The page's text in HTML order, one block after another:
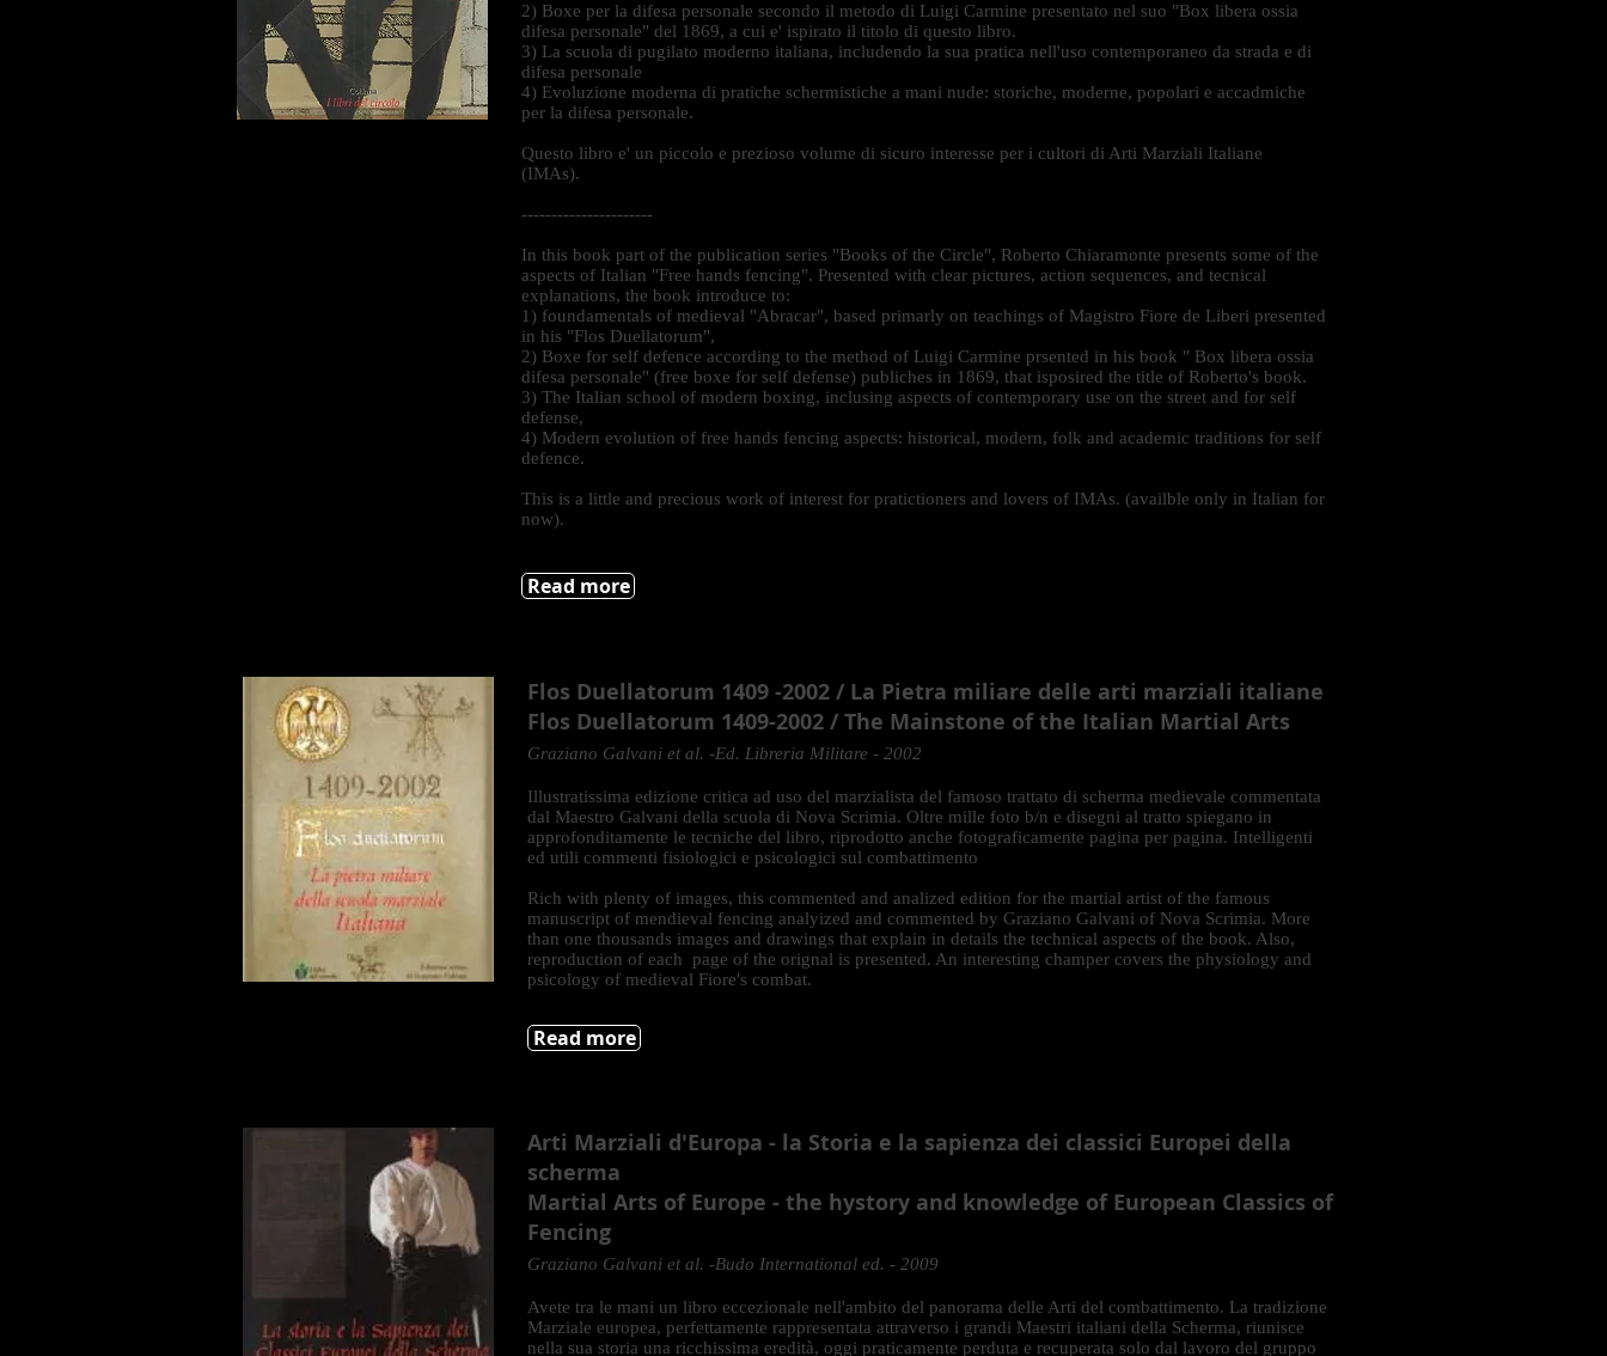
2) Boxe per la difesa personale secondo il metodo di Luigi Carmine presentato nel suo "Box libera ossia
difesa personale" del 1869, a cui e' ispirato il titolo di questo libro.
3) La scuola di pugilato moderno italiana, includendo la sua pratica nell'uso contemporaneo da strada e di
difesa personale
4) Evoluzione moderna di pratiche schermistiche a mani nude: storiche, moderne, popolari e accadmiche
per la difesa personale.
Questo libro e' un piccolo e prezioso volume di sicuro interesse per i cultori di Arti Marziali Italiane
(IMAs).
----------------------
In this book part of the publication series "Books of the Circle", Roberto Chiaramonte presents some of the
aspects of Italian "Free hands fencing". Presented with clear pictures, action sequences, and tecnical
explanations, the book introduce to:
1) foundamentals of medieval "Abracar", based primarly on teachings of Magistro Fiore de Liberi presented
in his "Flos Duellatorum",
2) Boxe for self defence according to the method of Luigi Carmine prsented in his book " Box libera ossia
difesa personale" (free boxe for self defense) publiches in 1869, that isposired the title of Roberto's book.
3) The Italian school of modern boxing, inclusing aspects of contemporary use on the street and for self
defense,
4) Modern evolution of free hands fencing aspects: historical, modern, folk and academic traditions for self
defence.
This is a little and precious work of interest for pratictioners and lovers of IMAs. (availble only in Italian for
now).
Read more
Flos Duellatorum 1409 -2002 / La Pietra miliare delle arti marziali italiane
Flos Duellatorum 1409-2002 / The Mainstone of the Italian Martial Arts
Graziano Galvani et al. -Ed. Libreria Militare - 2002
Illustratissima edizione critica ad uso del marzialista del famoso trattato di scherma medievale commentata
dal Maestro Galvani della scuola di Nova Scrimia. Oltre mille foto b/n e disegni al tratto spiegano in
approfonditamente le tecniche del libro, riprodotto anche fotograficamente pagina per pagina. Intelligenti
ed utili commenti fisiologici e psicologici sul combattimento
Rich with plenty of images, this commented and analized edition for the martial artist of the famous
manuscript of mendieval fencing analyized and commented by Graziano Galvani of Nova Scrimia. More
than one thousands images and drawings that explain in details the technical aspects of the book. Also,
reproduction of each page of the orignal is presented. An interesting champer covers the physiology and
psicology of medieval Fiore's combat.
Read more
Arti Marziali d'Europa - la Storia e la sapienza dei classici Europei della
scherma
Martial Arts of Europe - the hystory and knowledge of European Classics of
Fencing
Graziano Galvani et al. -Budo International ed. - 2009
Avete tra le mani un libro eccezionale nell'ambito del panorama delle Arti del combattimento. La tradizione
Marziale europea, perfettamente rappresentata attraverso i grandi Maestri italiani della Scherma, riunisce
nella sua storia una ricchissima eredità, oggi praticamente perduta e recuperata solo dal lavoro del gruppo